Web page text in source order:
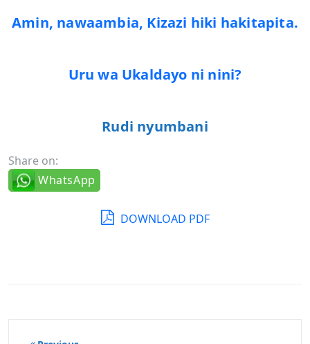
Amin, nawaambia, Kizazi hiki hakitapita.
Uru wa Ukaldayo ni nini?
Rudi nyumbani
Share on:
WhatsApp
DOWNLOAD PDF